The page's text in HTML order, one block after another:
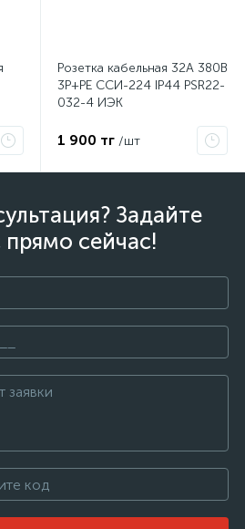
Розетка кабельная 32А 380В
3P+PЕ ССИ-224 IP44 PSR22-
032-4 ИЭК
1 900 тг /шт
Задайте
прямо сейчас!